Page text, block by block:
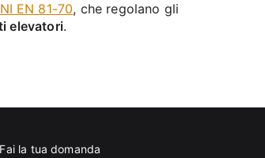
EN 81-70, che regolano gli
elevatori.
Fai la tua domanda